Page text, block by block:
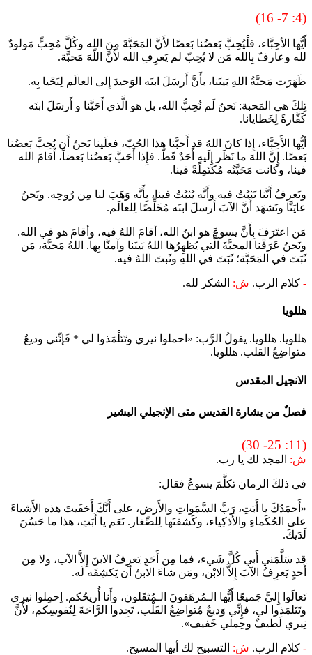
(4: 7- 16)
أَيُّها الأحِبَّاء، فلْيُحِبَّ بَعضُنا بَعضًا لأَنَّ المَحَبَّةَ مِنَ الله وكُلَّ مُحِبٍّ مَولودٌ
لله وعارفٌ بِالله مَن لا يُحِبّ لم يَعرِفِ الله لأَنَّ اللّهَ مَحبَّة.
ظَهَرَت مَحبَّةُ اللهِ بَينَنا، بأَنَّ أَرسَلَ ابنَه الوَحيدَ إِلى العالَم لِنَحْيا بِه.
تِلكَ هي المَحبة: نَحنُ لَم نُحِبُّ الله، بل هو الَّذي أَحَبَّنا و أَرسَلَ ابنَه
كَفَّارةً لِخَطايانا.
أيُّها الأَحِبَّاء، إِذا كانَ اللهُ قد أَحبَّنا هذا الحُبّ، فعلَينا نَحنُ أَن يُحِبَّ بَعضُنا
بَعضًا. إِنَّ اللهَ ما نَظَر إِلَيهِ أَحَدٌ قَطّ. فإِذا أَحَبَّ بَعضُنا بَعضاً، أقامَ الله
فينا، وكانت مَحَبَّتُه مُكتَمِلَةً فينا.
ونَعرِفُ أَنَّنا نَثبُتُ فيه وأَنَّه يُثبُتُ فينا، بِأَنَّه وَهَبَ لنا مِن رُوحِه. ونَحنُ
عايَنَّا ونَشهَد أَنَّ الآبَ أَرسلَ ابنَه مُخَلِّصًا لِلعالَم.
مَن اعتَرَفَ بِأَنَّ يسوعَ هو ابنُ الله، أقامَ اللهُ فيه، وأقامَ هو في الله.
ونَحنُ عَرَفْنا المحبَّةَ الَّتي يُظهِرُها اللهُ بَينَنا وآمنَّا بِها. اللهُ مَحبَّة، مَن
ثَبَتَ في المَحَبَّة؛ ثَبَتَ في اللهِ وثَبتَ اللهُ فيه.
- كلام الرب. ش: الشكر لله.
هللويا
هللويا. هللويا. يقولُ الرَّب: «احملوا نيري وتَتَلْمَذوا لي * فَإنِّني وديعٌ
متواضِعُ القلب. هللويا.
الانجيل المقدس
فصلٌ من بشارة القديس متى الإنجيلي البشير
(11: 25- 30)
ش: المجد لك يا رب.
في ذلكَ الزمان تكلَّمَ يسوعُ فقال:
«أَحمَدُكَ يا أَبَتِ، رَبَّ السَّمَواتِ والأَرض، على أَنَّكَ أَخفَيتَ هذه الأَشياءَ
على الحُكَماءِ والأَذكِياء، وكَشفتَها لِلصِّغار. نَعَم يا أَبَتِ، هذا ما حَسُنَ
لَدَيكَ.
قد سَلَّمَني أَبي كُلَّ شَيء، فما مِن أَحَدٍ يَعرِفُ الابنَ إِلاَّ الآب، ولا مِن
أَحدٍ يَعرِفُ الآبَ إِلاَّ الابْن، ومَن شاءَ الابنُ أَن يَكشِفَه لَه.
تَعالَوا إِليَّ جَميعًا أَيُّها الـمُرهَقونَ الـمُثقَلون، وأَنا أُريحُكم. اِحمِلوا نيري
وتَتَلمَذوا لي، فإِنِّي وَديعٌ مُتواضِعُ القَلْب، تَجِدوا الرَّاحَةَ لِنُفوسِكم، لأَنَّ
نِيري لَطيفٌ وحِملي خَفيف».
- كلام الرب. ش: التسبيح لك أيها المسيح.